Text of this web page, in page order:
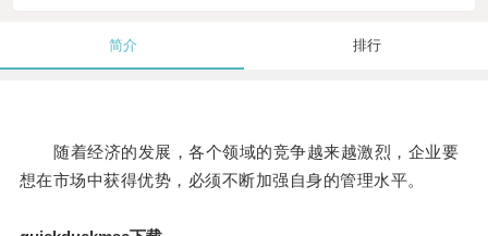
简介 排行
随着经济的发展，各个领域的竞争越来越激烈，企业要
想在市场中获得优势，必须不断加强自身的管理水平。